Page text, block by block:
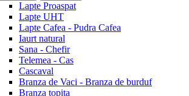
Lapte Proaspat
Lapte UHT
Lapte Cafea - Pudra Cafea
Iaurt natural
Sana - Chefir
Telemea - Cas
Cascaval
Branza de Vaci - Branza de burduf
Branza topita